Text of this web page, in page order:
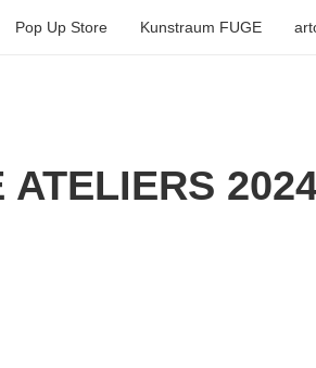
Pop Up Store Kunstraum FUGE
ATELIERS